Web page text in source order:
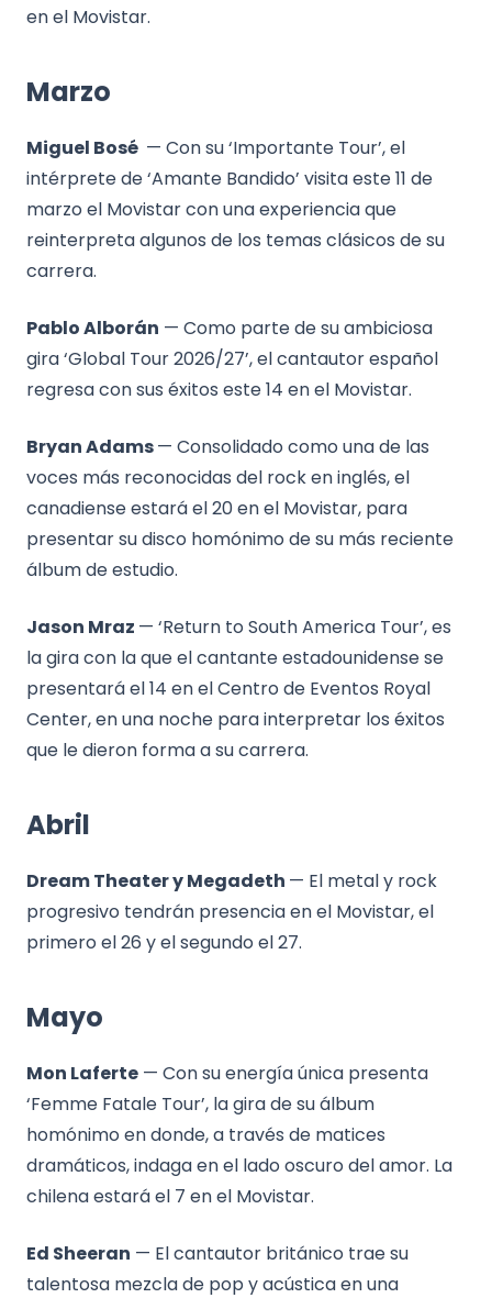
en el Movistar.
Marzo
Miguel Bosé — Con su ‘Importante Tour’, el
intérprete de ‘Amante Bandido’ visita este 11 de
marzo el Movistar con una experiencia que
reinterpreta algunos de los temas clásicos de su
carrera.
Pablo Alborán — Como parte de su ambiciosa
gira ‘Global Tour 2026/27’, el cantautor español
regresa con sus éxitos este 14 en el Movistar.
Bryan Adams— Consolidado como una de las
voces más reconocidas del rock en inglés, el
canadiense estará el 20 en el Movistar, para
presentar su disco homónimo de su más reciente
álbum de estudio.
Jason Mraz — ‘Return to South America Tour’, es
la gira con la que el cantante estadounidense se
presentará el 14 en el Centro de Eventos Royal
Center, en una noche para interpretar los éxitos
que le dieron forma a su carrera.
Abril
Dream Theater y Megadeth — El metal y rock
progresivo tendrán presencia en el Movistar, el
primero el 26 y el segundo el 27.
Mayo
Mon Laferte — Con su energía única presenta
‘Femme Fatale Tour’, la gira de su álbum
homónimo en donde, a través de matices
dramáticos, indaga en el lado oscuro del amor. La
chilena estará el 7 en el Movistar.
Ed Sheeran — El cantautor británico trae su
talentosa mezcla de pop y acústica en una